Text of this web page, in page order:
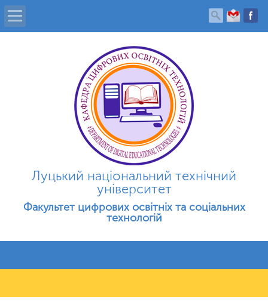
Луцький національний технічний
університет
Факультет цифрових освітніх та соціальних
технологій
Головна
Про кафедру
Новини
Фотогалерея
Студенту
Абітурієнту
Контакти